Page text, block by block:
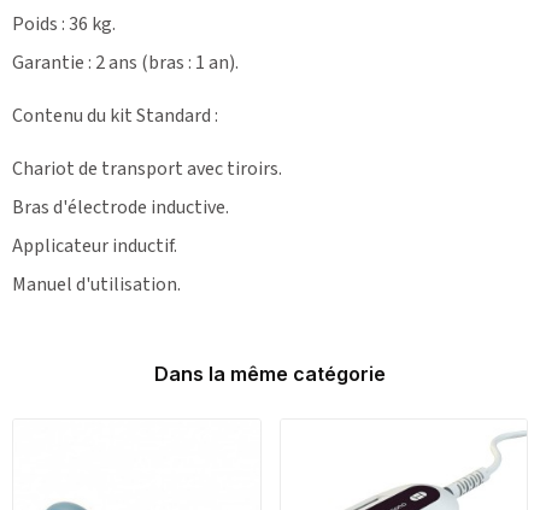
Poids : 36 kg.
Garantie : 2 ans (bras : 1 an).
Contenu du kit Standard :
Chariot de transport avec tiroirs.
Bras d'électrode inductive.
Applicateur inductif.
Manuel d'utilisation.
Dans la même catégorie